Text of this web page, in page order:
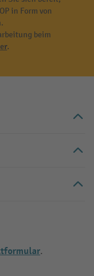
in Form von
beim
.
.